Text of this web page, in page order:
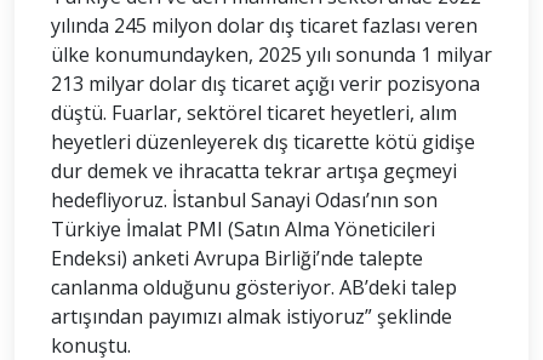
yılında 245 milyon dolar dış ticaret fazlası veren
ülke konumundayken, 2025 yılı sonunda 1 milyar
213 milyar dolar dış ticaret açığı verir pozisyona
düştü. Fuarlar, sektörel ticaret heyetleri, alım
heyetleri düzenleyerek dış ticarette kötü gidişe
dur demek ve ihracatta tekrar artışa geçmeyi
hedefliyoruz. İstanbul Sanayi Odası’nın son
Türkiye İmalat PMI (Satın Alma Yöneticileri
Endeksi) anketi Avrupa Birliği’nde talepte
canlanma olduğunu gösteriyor. AB’deki talep
artışından payımızı almak istiyoruz” şeklinde
konuştu.